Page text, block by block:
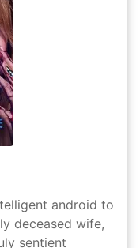
android to
deceased wife,
sentient